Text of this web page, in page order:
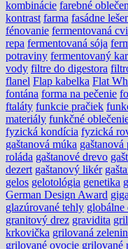
kombinácie farebné
kontrast farma fasádne
fénovanie fermentovaná
repa fermentovaná sója
potraviny fermentovaný
vody filtre do digestora
flanel Flap kabelka Flat
fontána forma na pečenie
ftaláty funkcie pračiek
materiály funkčné
fyzická kondícia fyzická
gaštanová múka gaštanová
roláda gaštanové drevo
dezert gaštanový likér
gelos gelotológia genetika
German Design Award
glazúrované tehly
granitový drez gravidita gril
krkovička grilovaná
grilované ovocie grilované